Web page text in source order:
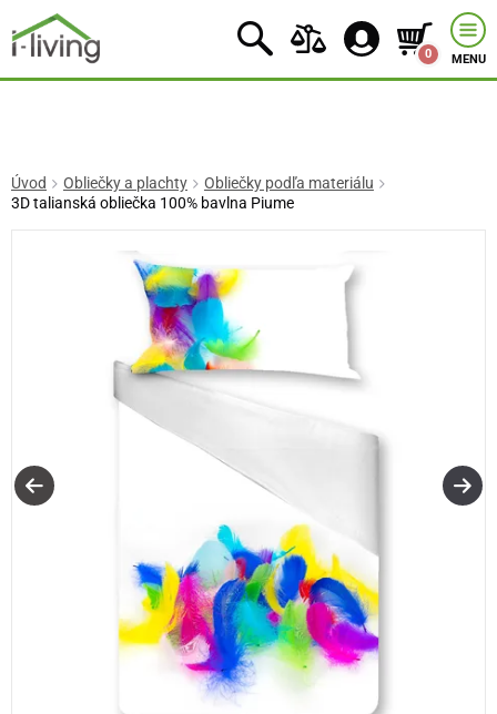
0 MENU
Úvod Obliečky a plachty
Obliečky podľa materiálu
3D talianská obliečka 100% bavlna Piume